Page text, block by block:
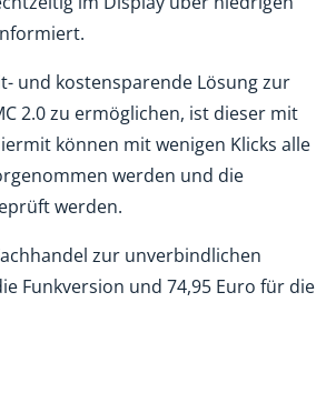
und kostensparende Lösung zur
2.0 zu ermöglichen, ist dieser mit
können mit wenigen Klicks alle
werden und die
werden.
zur unverbindlichen
Funkversion und 74,95 Euro für die